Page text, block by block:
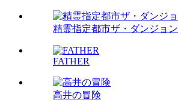
精霊指定都市ザ・ダンジョン
FATHER
高井の冒険